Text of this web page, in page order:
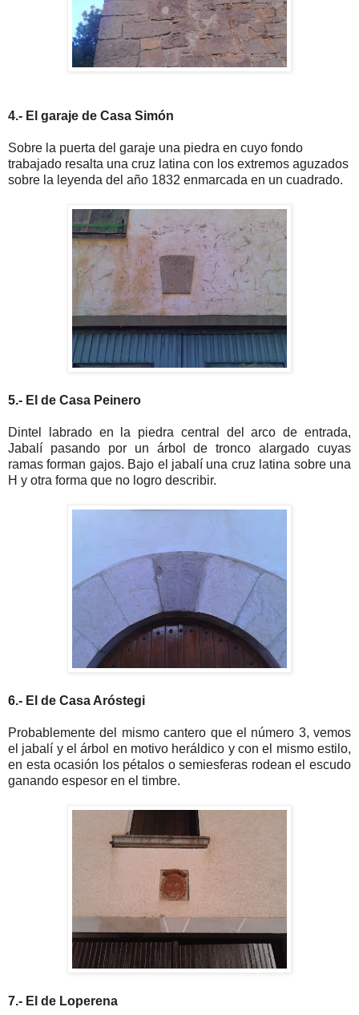
4.- El garaje de Casa Simón
Sobre la puerta del garaje una piedra en cuyo fondo
trabajado resalta una cruz latina con los extremos aguzados
sobre la leyenda del año 1832 enmarcada en un cuadrado.
5.- El de Casa Peinero
Dintel labrado en la piedra central del arco de entrada,
Jabalí pasando por un árbol de tronco alargado cuyas
ramas forman gajos. Bajo el jabalí una cruz latina sobre una
H y otra forma que no logro describir.
6.- El de Casa Aróstegi
Probablemente del mismo cantero que el número 3, vemos
el jabalí y el árbol en motivo heráldico y con el mismo estilo,
en esta ocasión los pétalos o semiesferas rodean el escudo
ganando espesor en el timbre.
7.- El de Loperena